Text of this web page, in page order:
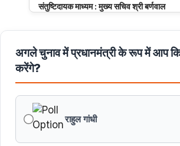
संतुष्टिदायक माध्यम : मुख्य सचिव श्री बर्णवाल
मध्यप्रदेश की खुशी का भारतीय फेंसिंग टीम में चयन
तेंदुए के अवैध शिकार एवं तस्करी मामले में एमपी
अगले चुनाव में प्रधानमंत्री के रूप में आप
करेंगे?
राहुल गांधी